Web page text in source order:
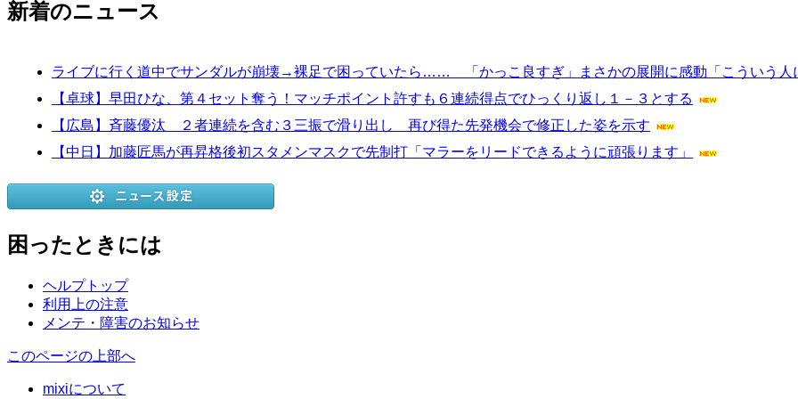
新着のニュース
ライブに行く道中でサンダルが崩壊→裸足で困っていたら…… 「かっこ良すぎ」まさかの展開に感動「こういう人
【卓球】早田ひな、第４セット奪う！マッチポイント許すも６連続得点でひっくり返し１－３とする
【広島】斉藤優汰 ２者連続を含む３三振で滑り出し 再び得た先発機会で修正した姿を示す
【中日】加藤匠馬が再昇格後初スタメンマスクで先制打「マラーをリードできるように頑張ります」
困ったときには
ヘルプトップ
利用上の注意
メンテ・障害のお知らせ
このページの上部へ
mixiについて